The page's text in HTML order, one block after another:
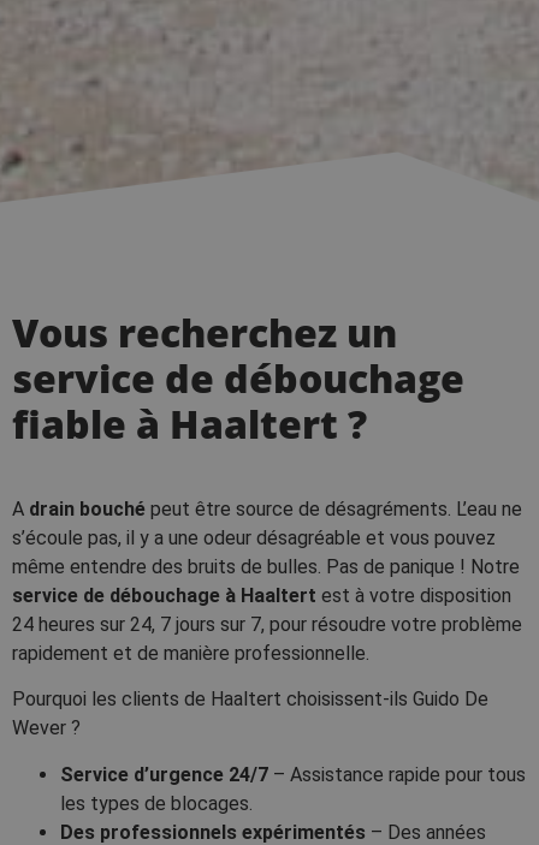
Vous recherchez un
service de débouchage
fiable à Haaltert ?
A drain bouché peut être source de désagréments. L’eau ne
s’écoule pas, il y a une odeur désagréable et vous pouvez
même entendre des bruits de bulles. Pas de panique ! Notre
service de débouchage à Haaltert est à votre disposition
24 heures sur 24, 7 jours sur 7, pour résoudre votre problème
rapidement et de manière professionnelle.
Pourquoi les clients de Haaltert choisissent-ils Guido De
Wever ?
Service d’urgence 24/7 – Assistance rapide pour tous
les types de blocages.
Des professionnels expérimentés – Des années